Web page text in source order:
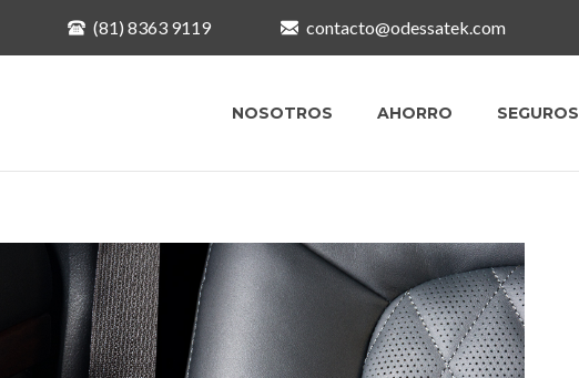
(81) 8363 9119 contacto@odessatek.com
NOSOTROS AHORRO SEGUROS